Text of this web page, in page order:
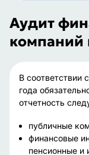
Аудит
компаний
В
года
отчетность
публичные
финансовые
пенсионные и